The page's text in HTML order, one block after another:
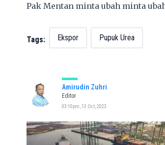
Pak Mentan minta ubah minta
Tags: Ekspor Pupuk Urea
Amirudin Zuhri
Editor
03:10pm, 13 Oct, 2023